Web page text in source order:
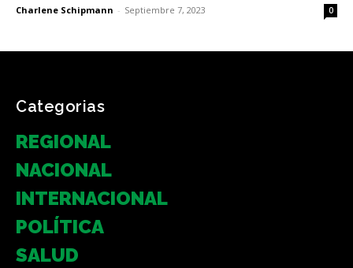
Charlene Schipmann - Septiembre 7, 2023 0
Categorias
REGIONAL
NACIONAL
INTERNACIONAL
POLÍTICA
SALUD